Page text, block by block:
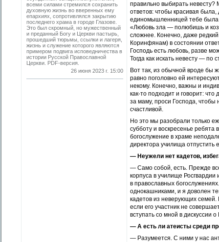
всеми силами стремился сохранить
духовную жизнь во вверенных ему
епархиях, сопротивлялся закрытию
последнего храма в городе Глазове.
Это был скромный, но мужественный
и преданный Богу и Церкви пастырь,
прошедший тюрьмы, ссылки и лагеря,
жизнь и служение которого являются
примером подвига исповедничества в
истории Русской Православной
Церкви. PDF-версия.
26 июня 2023 г. 15:00
правильно выбирать
ответов: чтобы красивая
единомышленницей тебе
«Любовь зла — полюбишь и
сложнее. Конечно, даже
Коринфянам) в состоянии
Господь есть любовь, разве
Тогда как искать невесту — по
Вот так, из обычной вроде бы
равно поголовно ей
некому. Конечно, важны и
как-то подходит и говорит:
за маму, проси Господа, чтобы
счастливой.
Но это мы разобрали только
субботу и воскресенье
богослужение в храме
директора училища отпустить
— Неужели нет кадетов,
— Само собой, есть. Прежде
корпуса в училище
в православных
однокашниками, и я доволен
кадетов из неверующих семей.
если его участник не
вступать со мной в дискуссии
— А есть ли атеисты среди
— Разумеется. С ними у нас